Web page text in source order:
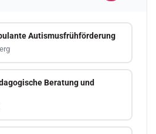
Autismusfrühförderung
Beratung und